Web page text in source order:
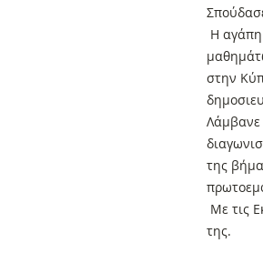
Η
στην
Λάμβανε
της
Με τις
της.